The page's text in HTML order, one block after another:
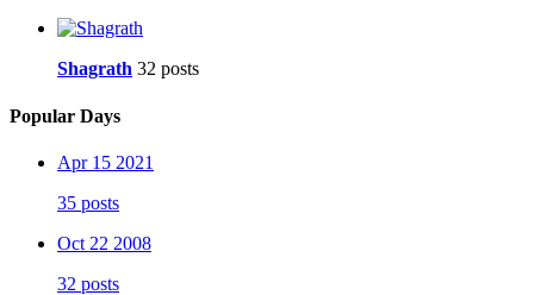
Shagrath 32 posts
Popular Days
Apr 15 2021
35 posts
Oct 22 2008
32 posts